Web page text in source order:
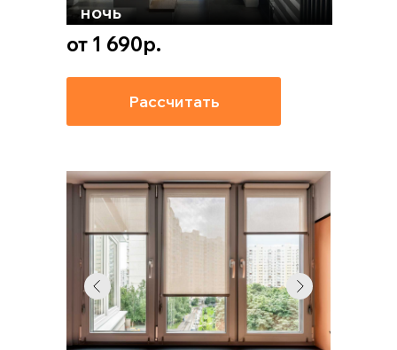
Рассчитать
от 1 690р.
ночь